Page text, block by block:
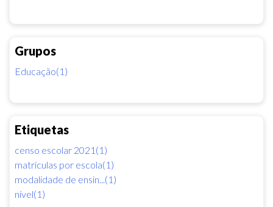
Grupos
Educação(1)
Etiquetas
censo escolar 2021(1)
matrículas por escola(1)
modalidade de ensin...(1)
nível(1)